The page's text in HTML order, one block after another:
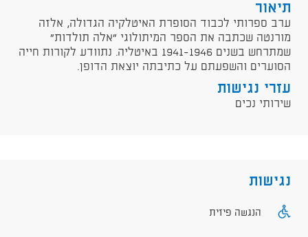
תיאור
ערב ספרותי לכבוד הסופרת האיטלקיה הגדולה, אלזה
מורנטה שכתבה את הספר המיתולוגי "אלה תולדות"
שמתרחש בשנים 1941-1946 באיטליה. נתוודע לקורות חייה
הסוערים והשפעתם על כתיבתה יוצאת הדופן.
עזרי נגישות
שירותי נכים
נגישות
הנגשה פיזית